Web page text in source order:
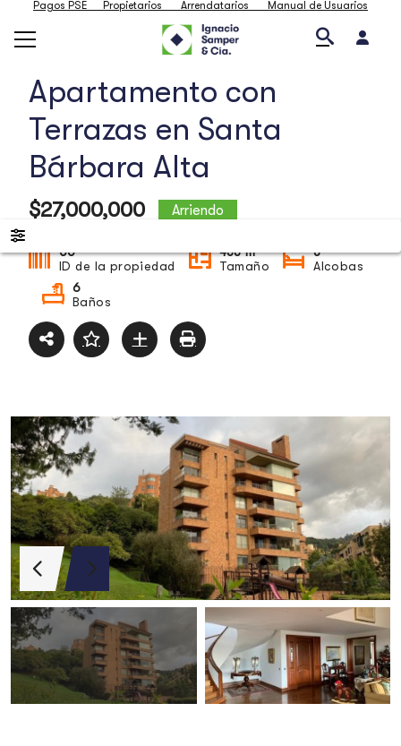
Pagos PSE Propietarios Arrendatarios Manual de Usuarios
Apartamento con
Terrazas en Santa
Bárbara Alta
$27,000,000 Arriendo
00
ID de la propiedad
438 m
Tamaño
3
Alcobas
6
Baños
Búsqueda